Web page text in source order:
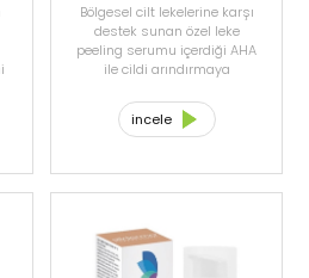
Bölgesel cilt lekelerine karşı
destek sunan özel leke
peeling serumu içerdiği AHA
ile cildi arındırmaya
yenilemesine, korunmasına
ve canlanmasına destek
incele